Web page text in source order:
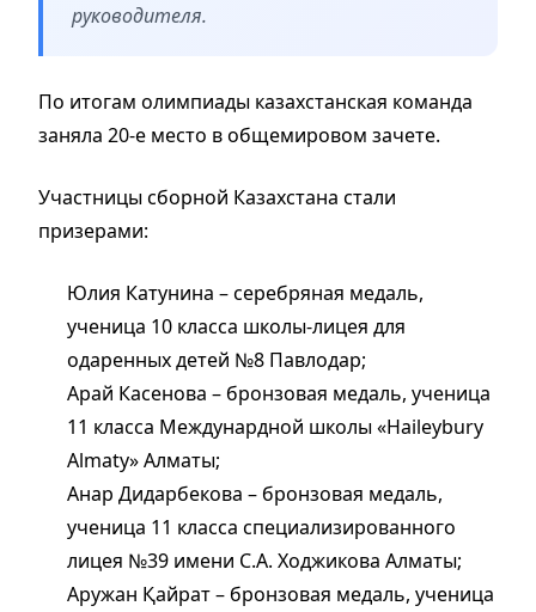
руководителя.
По итогам олимпиады казахстанская команда
заняла 20-е место в общемировом зачете.
Участницы сборной Казахстана стали
призерами:
Юлия Катунина – серебряная медаль,
ученица 10 класса школы-лицея для
одаренных детей №8 Павлодар;
Арай Касенова – бронзовая медаль, ученица
11 класса Междунардной школы «Haileybury
Almaty» Алматы;
Анар Дидарбекова – бронзовая медаль,
ученица 11 класса специализированного
лицея №39 имени С.А. Ходжикова Алматы;
Аружан Қайрат – бронзовая медаль, ученица